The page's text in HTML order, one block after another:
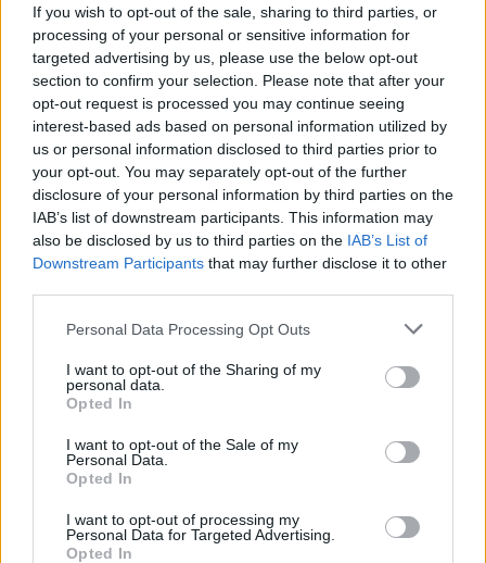
If you wish to opt-out of the sale, sharing to third parties, or
processing of your personal or sensitive information for
targeted advertising by us, please use the below opt-out
section to confirm your selection. Please note that after your
opt-out request is processed you may continue seeing
interest-based ads based on personal information utilized by
us or personal information disclosed to third parties prior to
your opt-out. You may separately opt-out of the further
disclosure of your personal information by third parties on the
IAB’s list of downstream participants. This information may
also be disclosed by us to third parties on the IAB’s List of
Downstream Participants that may further disclose it to other
Personal Data Processing Opt Outs
I want to opt-out of the Sharing of my
personal data.
Opted In
I want to opt-out of the Sale of my
Personal Data.
Opted In
I want to opt-out of processing my
Personal Data for Targeted Advertising.
Opted In
προσπάθεια που χρειάστηκε για τη μη αυτόματη
επεξεργασία αυτών των εργασιών ρουτίνας σε σύγκριση με
το κόστος του ΑΙ για την αυτόματη εκτέλεση αυτών των
εργασιών.
Τα καλά νέα για τις ελληνικές επιχειρήσεις είναι ότι τα LLM
και τα εργαλεία ΑΙ είναι διαθέσιμα και στα ελληνικά, που
σημαίνει ότι πρόκειται για μια πραγματικά παγκόσμια και
πολύγλωσση αγορά. Το ερώτημα όμως παραμένει: πότε θα
ξεκινήσει για εσάς το ταξίδι στην Τεχνητή Νοημοσύνη;
τους ομιλητές του 22ουCFO Forum, ακολουθήστε το
σύνδεσμοhttps://bit.ly/22ndcfoforumreg